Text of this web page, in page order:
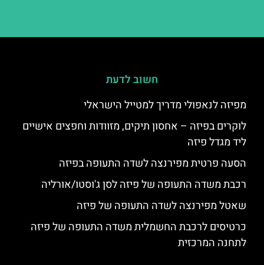
חשוב לדעת
מפיזה לנאפולי מדריך למטייל הישראלי
לוקרים בפיזה – אחסון תיקים, מזוודות וחפצים אישיים
ליד מגדל פיזה
הסעה פרטית מפירנצה לשדה התעופה בפיזה
רכבת משדה התעופה של פיזה לסן ג'וסטו/אורליה
שאטל מפירנצה לשדה התעופה של פיזה
כרטיסים לרכבת החשמלית משדה התעופה של פיזה
לתחנה המרכזית